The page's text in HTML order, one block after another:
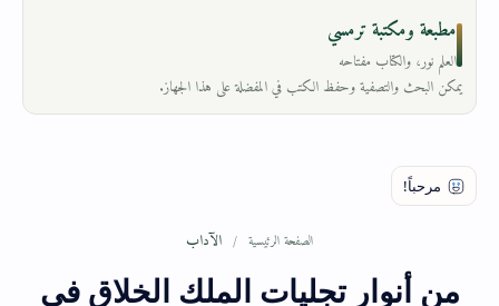
مطبعة ومكتبة ترمسي
العلم نور، والكتاب مفتاحه
يمكن البحث والتصفية وحفظ الكتب في المفضلة على هذا الجهاز.
الصفحة الرئيسية الآداب
من أنوار تجليات الملك الخلاق في